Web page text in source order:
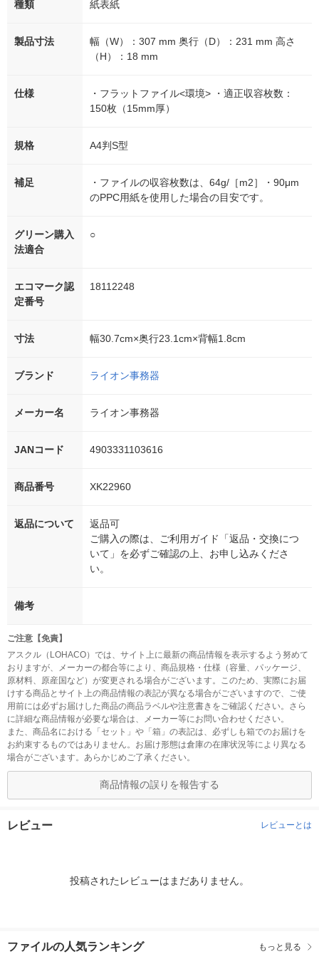
種類 紙表紙
製品寸法
幅（W）：307 mm 奥行（D）：231 mm 高さ
（H）：18 mm
仕様
・フラットファイル<環境> ・適正収容枚数：
150枚（15mm厚）
規格 A4判S型
補足
・ファイルの収容枚数は、64g/［m2］・90μm
のPPC用紙を使用した場合の目安です。
グリーン購入
法適合
○
エコマーク認
定番号
18112248
寸法 幅30.7cm×奥行23.1cm×背幅1.8cm
ブランド ライオン事務器
メーカー名 ライオン事務器
JANコード 4903331103616
商品番号 XK22960
返品について
返品可
ご購入の際は、ご利用ガイド「返品・交換につ
いて」を必ずご確認の上、お申し込みくださ
い。
備考
ご注意【免責】
アスクル（LOHACO）では、サイト上に最新の商品情報を表示するよう努めて
おりますが、メーカーの都合等により、商品規格・仕様（容量、パッケージ、
原材料、原産国など）が変更される場合がございます。このため、実際にお届
けする商品とサイト上の商品情報の表記が異なる場合がございますので、ご使
用前には必ずお届けした商品の商品ラベルや注意書きをご確認ください。さら
に詳細な商品情報が必要な場合は、メーカー等にお問い合わせください。
また、商品名における「セット」や「箱」の表記は、必ずしも箱でのお届けを
お約束するものではありません。お届け形態は倉庫の在庫状況等により異なる
場合がございます。あらかじめご了承ください。
商品情報の誤りを報告する
レビュー レビューとは
投稿されたレビューはまだありません。
ファイルの人気ランキング もっと見る